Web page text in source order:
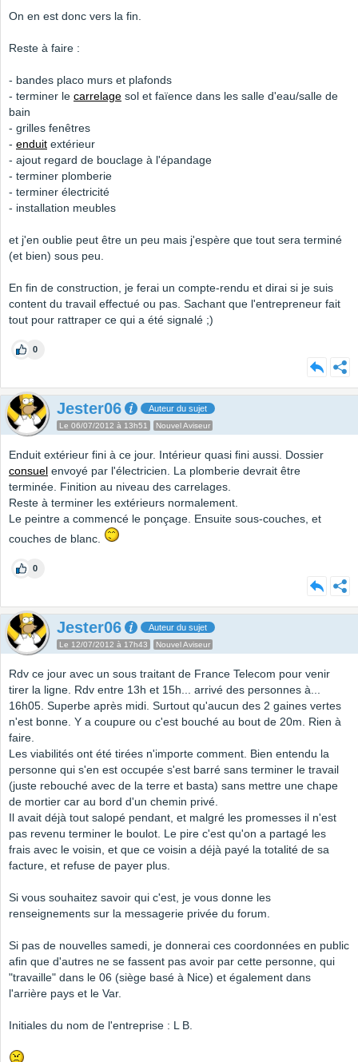
On en est donc vers la fin.
Reste à faire :
- bandes placo murs et plafonds
- terminer le carrelage sol et faïence dans les salle d'eau/salle de
bain
- grilles fenêtres
- enduit extérieur
- ajout regard de bouclage à l'épandage
- terminer plomberie
- terminer électricité
- installation meubles
et j'en oublie peut être un peu mais j'espère que tout sera terminé
(et bien) sous peu.
En fin de construction, je ferai un compte-rendu et dirai si je suis
content du travail effectué ou pas. Sachant que l'entrepreneur fait
tout pour rattraper ce qui a été signalé ;)
0
Jester06 Auteur du sujet
Le 06/07/2012 à 13h51 Nouvel Aviseur
Enduit extérieur fini à ce jour. Intérieur quasi fini aussi. Dossier
consuel envoyé par l'électricien. La plomberie devrait être
terminée. Finition au niveau des carrelages.
Reste à terminer les extérieurs normalement.
Le peintre a commencé le ponçage. Ensuite sous-couches, et
couches de blanc.
0
Jester06 Auteur du sujet
Le 12/07/2012 à 17h43 Nouvel Aviseur
Rdv ce jour avec un sous traitant de France Telecom pour venir
tirer la ligne. Rdv entre 13h et 15h... arrivé des personnes à...
16h05. Superbe après midi. Surtout qu'aucun des 2 gaines vertes
n'est bonne. Y a coupure ou c'est bouché au bout de 20m. Rien à
faire.
Les viabilités ont été tirées n'importe comment. Bien entendu la
personne qui s'en est occupée s'est barré sans terminer le travail
(juste rebouché avec de la terre et basta) sans mettre une chape
de mortier car au bord d'un chemin privé.
Il avait déjà tout salopé pendant, et malgré les promesses il n'est
pas revenu terminer le boulot. Le pire c'est qu'on a partagé les
frais avec le voisin, et que ce voisin a déjà payé la totalité de sa
facture, et refuse de payer plus.
Si vous souhaitez savoir qui c'est, je vous donne les
renseignements sur la messagerie privée du forum.
Si pas de nouvelles samedi, je donnerai ces coordonnées en public
afin que d'autres ne se fassent pas avoir par cette personne, qui
"travaille" dans le 06 (siège basé à Nice) et également dans
l'arrière pays et le Var.
Initiales du nom de l'entreprise : L B.